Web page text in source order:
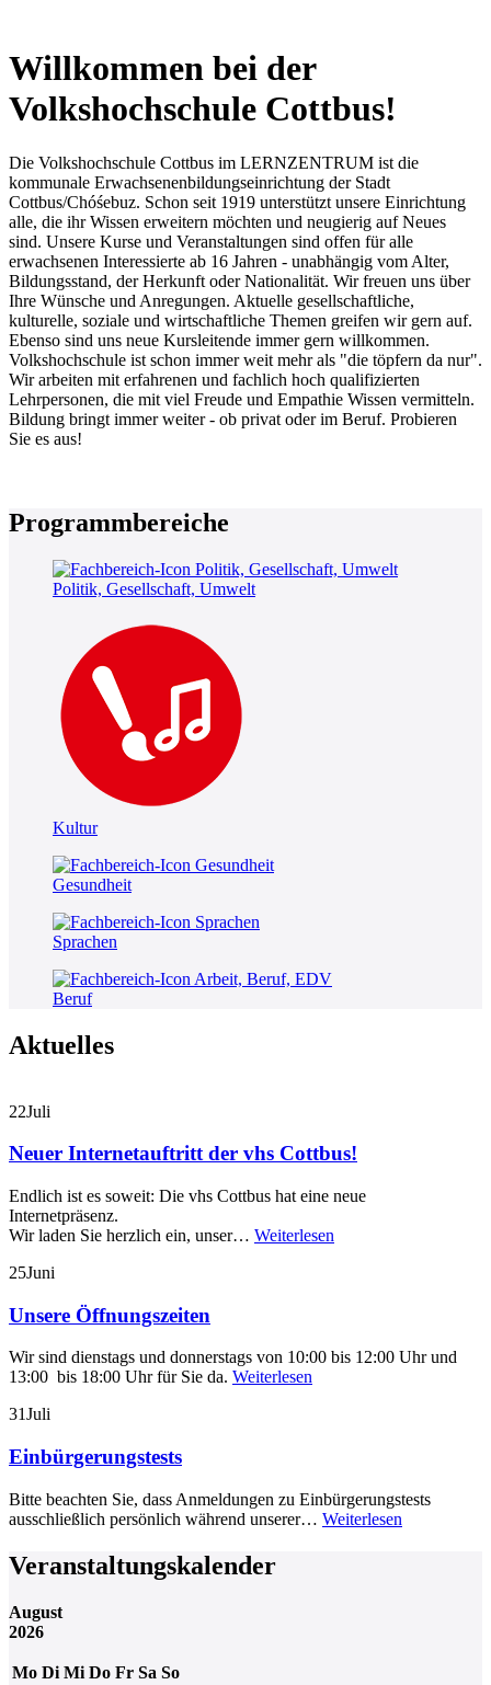
Willkommen bei der
Volkshochschule Cottbus!
Die Volkshochschule Cottbus im LERNZENTRUM ist die
kommunale Erwachsenenbildungseinrichtung der Stadt
Cottbus/Chóśebuz. Schon seit 1919 unterstützt unsere Einrichtung
alle, die ihr Wissen erweitern möchten und neugierig auf Neues
sind. Unsere Kurse und Veranstaltungen sind offen für alle
erwachsenen Interessierte ab 16 Jahren - unabhängig vom Alter,
Bildungsstand, der Herkunft oder Nationalität. Wir freuen uns über
Ihre Wünsche und Anregungen. Aktuelle gesellschaftliche,
kulturelle, soziale und wirtschaftliche Themen greifen wir gern auf.
Ebenso sind uns neue Kursleitende immer gern willkommen.
Volkshochschule ist schon immer weit mehr als "die töpfern da nur".
Wir arbeiten mit erfahrenen und fachlich hoch qualifizierten
Lehrpersonen, die mit viel Freude und Empathie Wissen vermitteln.
Bildung bringt immer weiter - ob privat oder im Beruf. Probieren
Sie es aus!
Programmbereiche
Politik, Gesellschaft, Umwelt
Kultur
Gesundheit
Sprachen
Beruf
Aktuelles
22Juli
Neuer Internetauftritt der vhs Cottbus!
Endlich ist es soweit: Die vhs Cottbus hat eine neue
Internetpräsenz.
Wir laden Sie herzlich ein, unser… Weiterlesen
25Juni
Unsere Öffnungszeiten
Wir sind dienstags und donnerstags von 10:00 bis 12:00 Uhr und
13:00 bis 18:00 Uhr für Sie da. Weiterlesen
31Juli
Einbürgerungstests
Bitte beachten Sie, dass Anmeldungen zu Einbürgerungstests
ausschließlich persönlich während unserer… Weiterlesen
Veranstaltungskalender
August
2026
Mo Di Mi Do Fr Sa So